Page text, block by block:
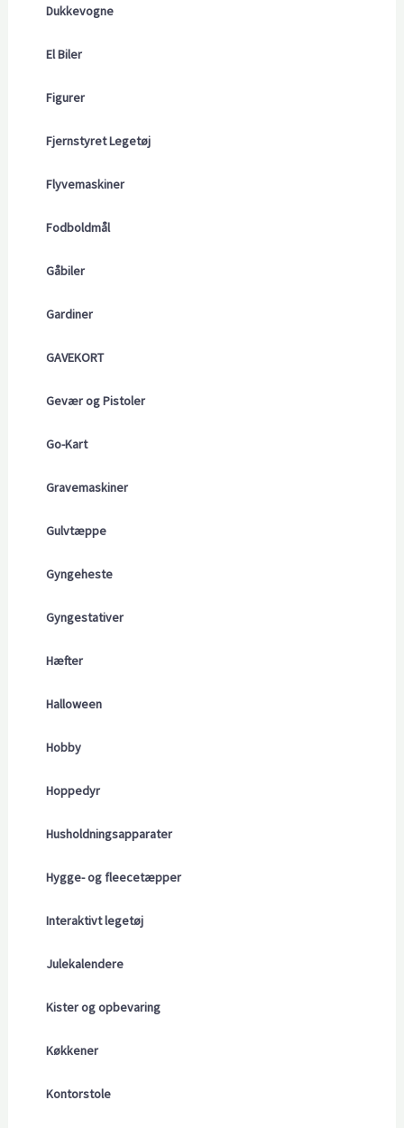
Dukkevogne
El Biler
Figurer
Fjernstyret Legetøj
Flyvemaskiner
Fodboldmål
Gåbiler
Gardiner
GAVEKORT
Gevær og Pistoler
Go-Kart
Gravemaskiner
Gulvtæppe
Gyngeheste
Gyngestativer
Hæfter
Halloween
Hobby
Hoppedyr
Husholdningsapparater
Hygge- og fleecetæpper
Interaktivt legetøj
Julekalendere
Kister og opbevaring
Køkkener
Kontorstole